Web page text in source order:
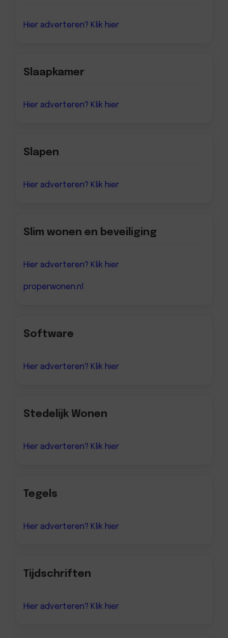
Hier adverteren? Klik hier
Slaapkamer
Hier adverteren? Klik hier
Slapen
Hier adverteren? Klik hier
Slim wonen en beveiliging
Hier adverteren? Klik hier
properwonen.nl
Software
Hier adverteren? Klik hier
Stedelijk Wonen
Hier adverteren? Klik hier
Tegels
Hier adverteren? Klik hier
Tijdschriften
Hier adverteren? Klik hier